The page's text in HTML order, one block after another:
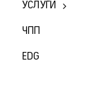
УСЛУГИ
ЧПП
ЕDG